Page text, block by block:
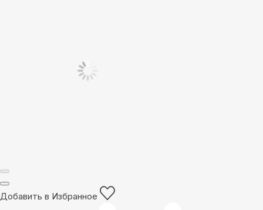
Добавить в Избранное